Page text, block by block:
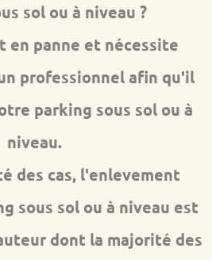
sol ou à niveau ?
en panne et nécessite
professionnel afin qu'il
parking sous sol ou à
niveau.
des cas, l'enlevement
sous sol ou à niveau est
dont la majorité des